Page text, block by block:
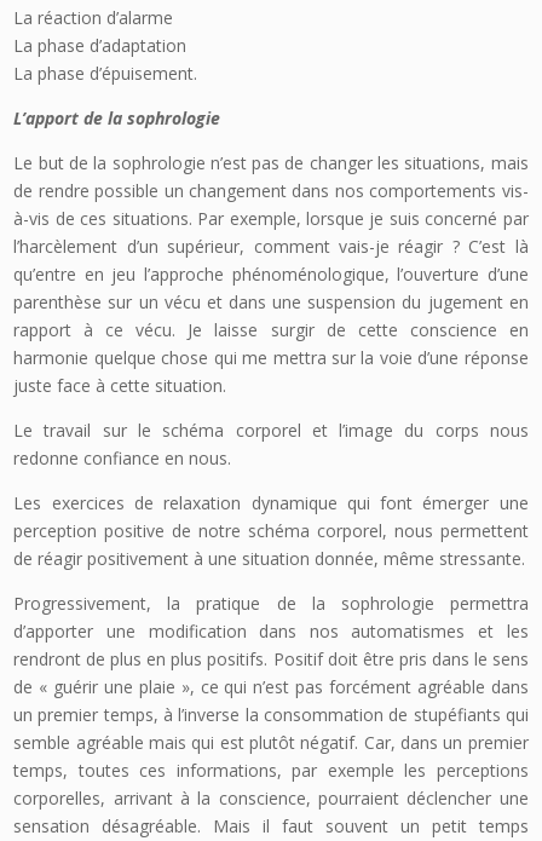
La réaction d’alarme
La phase d’adaptation
La phase d’épuisement.
L’apport de la sophrologie
Le but de la sophrologie n’est pas de changer les situations, mais
de rendre possible un changement dans nos comportements vis-
à-vis de ces situations. Par exemple, lorsque je suis concerné par
l’harcèlement d’un supérieur, comment vais-je réagir ? C’est là
qu’entre en jeu l’approche phénoménologique, l’ouverture d’une
parenthèse sur un vécu et dans une suspension du jugement en
rapport à ce vécu. Je laisse surgir de cette conscience en
harmonie quelque chose qui me mettra sur la voie d’une réponse
juste face à cette situation.
Le travail sur le schéma corporel et l’image du corps nous
redonne confiance en nous.
Les exercices de relaxation dynamique qui font émerger une
perception positive de notre schéma corporel, nous permettent
de réagir positivement à une situation donnée, même stressante.
Progressivement, la pratique de la sophrologie permettra
d’apporter une modification dans nos automatismes et les
rendront de plus en plus positifs. Positif doit être pris dans le sens
de « guérir une plaie », ce qui n’est pas forcément agréable dans
un premier temps, à l’inverse la consommation de stupéfiants qui
semble agréable mais qui est plutôt négatif. Car, dans un premier
temps, toutes ces informations, par exemple les perceptions
corporelles, arrivant à la conscience, pourraient déclencher une
sensation désagréable. Mais il faut souvent un petit temps